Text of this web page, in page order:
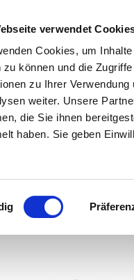
verwendet
Cookies, um
zu können und die
zu Ihrer
weiter. Unsere
die Sie ihnen
haben. Sie geben
AUF
REGION &